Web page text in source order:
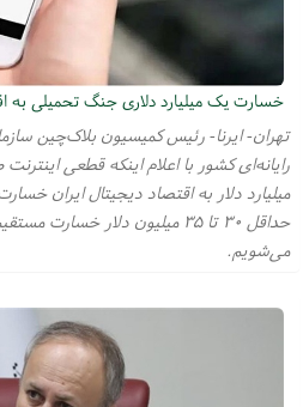
خسارت یک میلیارد دلاری جنگ تحمیلی به
تهران- ایرنا- رئیس کمیسیون بلاک‌چین
میلیارد دلار به اقتصاد دیجیتال ایران
حداقل ۳۰ تا ۳۵ میلیون دلار
می‌شویم.